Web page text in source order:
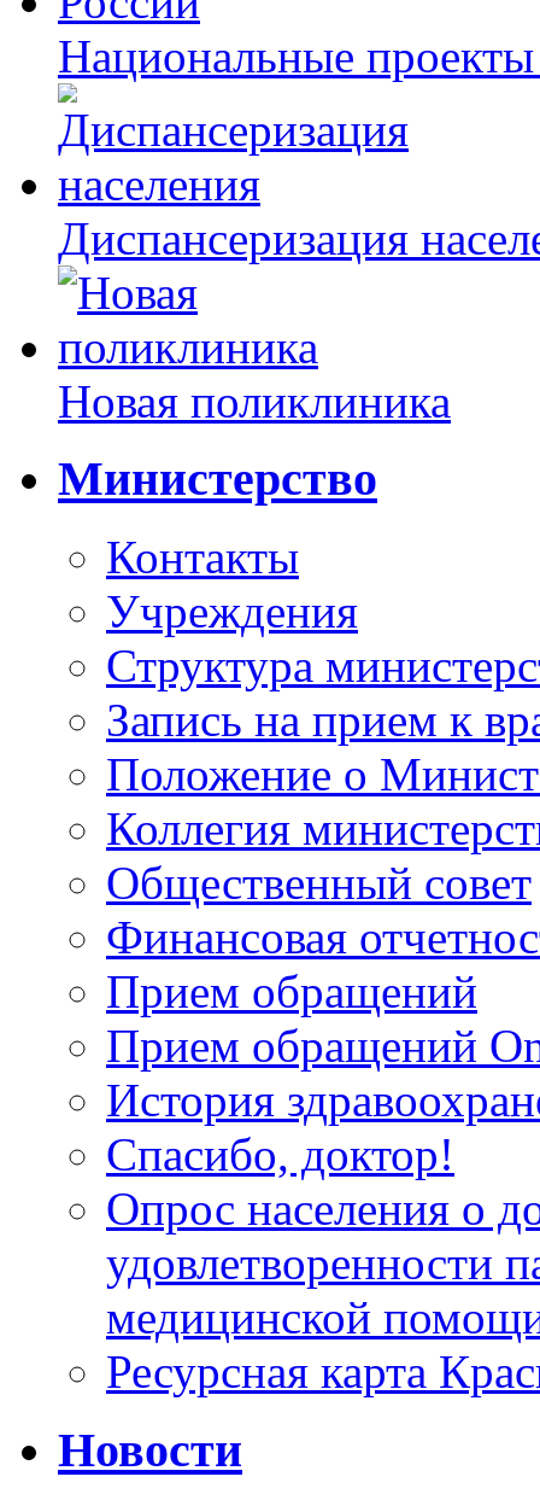
Национальные
Диспансеризация
Новая поликлиника
Министерство
Контакты
Учреждения
Структура
Запись на прием к
Положение о
Коллегия
Общественный совет
Финансовая
Прием обращений
Прием обращений
История
Спасибо, доктор!
Опрос населения о
удовлетворенности
медицинской
Ресурсная карта
Новости